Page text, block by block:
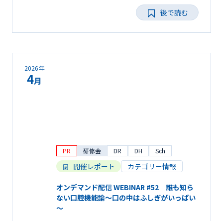
後で読む
2026年
4月
PR 研修会 DR DH Sch
開催レポート カテゴリー情報
オンデマンド配信 WEBINAR #52 誰も知ら
ない口腔機能論～口の中はふしぎがいっぱい
～